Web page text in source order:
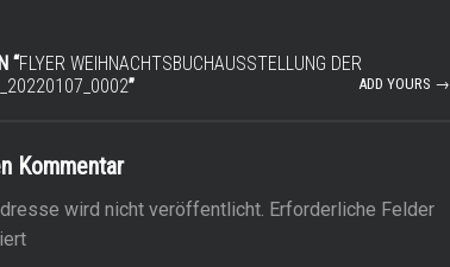
“FLYER WEIHNACHTSBUCHAUSSTELLUNG DER
” ADD YOURS →
Kommentar
wird nicht veröffentlicht. Erforderliche Felder